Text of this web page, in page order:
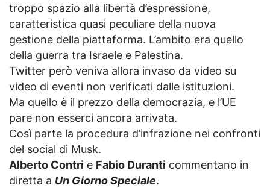
troppo spazio alla libertà d’espressione,
caratteristica quasi peculiare della nuova
gestione della piattaforma. L’ambito era quello
della guerra tra Israele e Palestina.
Twitter però veniva allora invaso da video su
video di eventi non verificati dalle istituzioni.
Ma quello è il prezzo della democrazia, e l’UE
pare non esserci ancora arrivata.
Così parte la procedura d’infrazione nei confronti
del social di Musk.
Alberto Contri e Fabio Duranti commentano in
diretta a Un Giorno Speciale.